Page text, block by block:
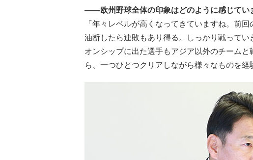
――欧州野球全体の印象はどのように感じてい
「年々レベルが高くなってきていますね。前
油断したら連敗もあり得る。しっかり戦って
オンシップに出た選手もアジア以外のチーム
ら、一つひとつクリアしながら様々なものを経